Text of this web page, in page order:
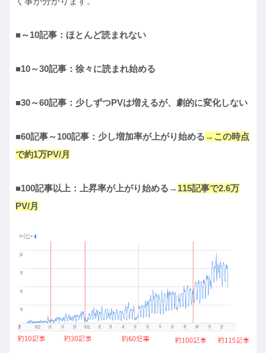
■～10記事：ほとんど読まれない
■10～30記事：徐々に読まれ始める
■30～60記事：少しずつPVは増えるが、劇的に変化しない
■60記事～100記事：少し増加率が上がり始める →この時点
で約1万PV/月
■100記事以上：上昇率が上がり始める→ 115記事で2.6万
PV/月